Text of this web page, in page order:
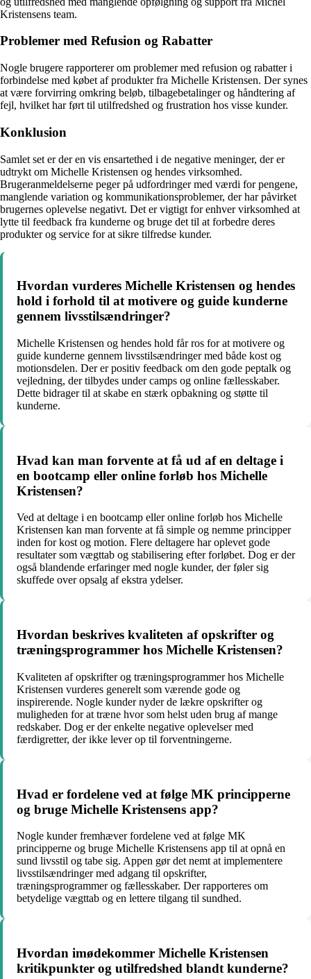
Kristensens team.
Problemer med Refusion og Rabatter
Nogle brugere rapporterer om problemer med refusion og rabatter i
forbindelse med købet af produkter fra Michelle Kristensen. Der synes
at være forvirring omkring beløb, tilbagebetalinger og håndtering af
fejl, hvilket har ført til utilfredshed og frustration hos visse kunder.
Konklusion
Samlet set er der en vis ensartethed i de negative meninger, der er
udtrykt om Michelle Kristensen og hendes virksomhed.
Brugeranmeldelserne peger på udfordringer med værdi for pengene,
manglende variation og kommunikationsproblemer, der har påvirket
brugernes oplevelse negativt. Det er vigtigt for enhver virksomhed at
lytte til feedback fra kunderne og bruge det til at forbedre deres
produkter og service for at sikre tilfredse kunder.
Hvordan vurderes Michelle Kristensen og hendes
hold i forhold til at motivere og guide kunderne
gennem livsstilsændringer?
Michelle Kristensen og hendes hold får ros for at motivere og
guide kunderne gennem livsstilsændringer med både kost og
motionsdelen. Der er positiv feedback om den gode peptalk og
vejledning, der tilbydes under camps og online fællesskaber.
Dette bidrager til at skabe en stærk opbakning og støtte til
kunderne.
Hvad kan man forvente at få ud af en deltage i
en bootcamp eller online forløb hos Michelle
Kristensen?
Ved at deltage i en bootcamp eller online forløb hos Michelle
Kristensen kan man forvente at få simple og nemme principper
inden for kost og motion. Flere deltagere har oplevet gode
resultater som vægttab og stabilisering efter forløbet. Dog er der
også blandende erfaringer med nogle kunder, der føler sig
skuffede over opsalg af ekstra ydelser.
Hvordan beskrives kvaliteten af opskrifter og
træningsprogrammer hos Michelle Kristensen?
Kvaliteten af opskrifter og træningsprogrammer hos Michelle
Kristensen vurderes generelt som værende gode og
inspirerende. Nogle kunder nyder de lækre opskrifter og
muligheden for at træne hvor som helst uden brug af mange
redskaber. Dog er der enkelte negative oplevelser med
færdigretter, der ikke lever op til forventningerne.
Hvad er fordelene ved at følge MK principperne
og bruge Michelle Kristensens app?
Nogle kunder fremhæver fordelene ved at følge MK
principperne og bruge Michelle Kristensens app til at opnå en
sund livsstil og tabe sig. Appen gør det nemt at implementere
livsstilsændringer med adgang til opskrifter,
træningsprogrammer og fællesskaber. Der rapporteres om
betydelige vægttab og en lettere tilgang til sundhed.
Hvordan imødekommer Michelle Kristensen
kritikpunkter og utilfredshed blandt kunderne?